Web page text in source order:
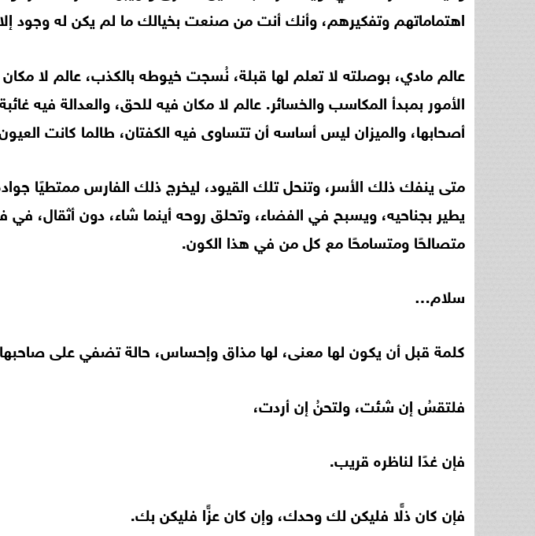
اهتماماتهم وتفكيرهم، وأنك أنت من صنعت بخيالك ما لم يكن له وجود
عالم مادي، بوصلته لا تعلم لها قبلة، نُسجت خيوطه بالكذب، عالم لا
الأمور بمبدأ المكاسب والخسائر. عالم لا مكان فيه للحق، والعدالة فيه
أصحابها، والميزان ليس أساسه أن تتساوى فيه الكفتان، طالما كانت
متى ينفك ذلك الأسر، وتنحل تلك القيود، ليخرج ذلك الفارس ممتطيًا
يطير بجناحيه، ويسبح في الفضاء، وتحلق روحه أينما شاء، دون أثقال، في
متصالحًا ومتسامحًا مع كل من في هذا الكون.
سلام…
كلمة قبل أن يكون لها معنى، لها مذاق وإحساس، حالة تضفي على
فلتقسُ إن شئت، ولتحنُ إن أردت،
فإن غدًا لناظره قريب.
فإن كان ذلًّا فليكن لك وحدك، وإن كان عزًّا فليكن بك.